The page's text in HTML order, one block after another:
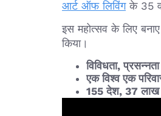
आर्ट ऑफ लिविंगके 35
इस महोत्सव के लिए
किया।
विविधता,
एक विश्व एक
155 देश, 37 लाख